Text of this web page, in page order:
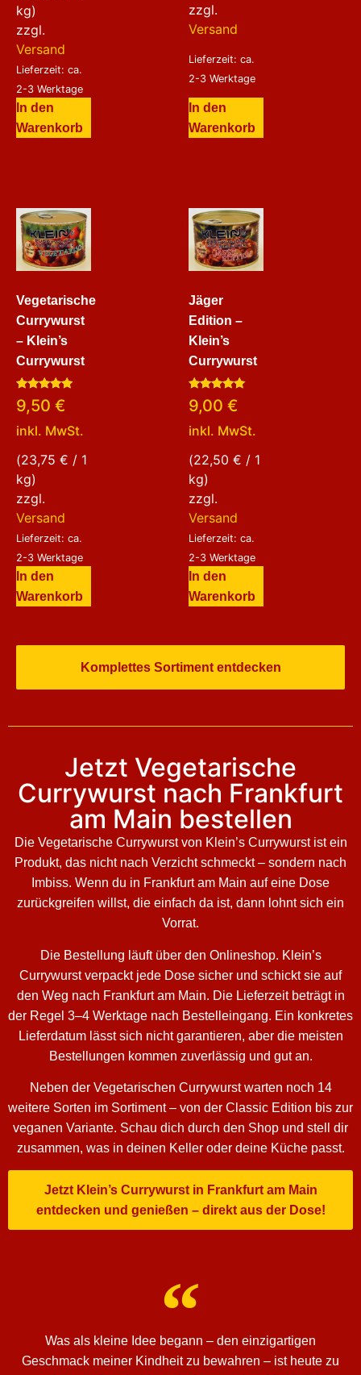
kg)
zzgl.
Versand
Lieferzeit: ca.
2-3 Werktage
In den
Warenkorb
zzgl.
Versand
Lieferzeit: ca.
2-3 Werktage
In den
Warenkorb
Vegetarische
Currywurst
– Klein’s
Currywurst
Bewertet
mit
von 5
9,50 €
inkl. MwSt.
(23,75 € / 1
kg)
zzgl.
Versand
Lieferzeit: ca.
2-3 Werktage
In den
Warenkorb
Jäger
Edition –
Klein’s
Currywurst
Bewertet
mit
von 5
9,00 €
inkl. MwSt.
(22,50 € / 1
kg)
zzgl.
Versand
Lieferzeit: ca.
2-3 Werktage
In den
Warenkorb
Komplettes Sortiment entdecken
Jetzt Vegetarische
Currywurst nach Frankfurt
am Main bestellen
Die Vegetarische Currywurst von Klein’s Currywurst ist ein
Produkt, das nicht nach Verzicht schmeckt – sondern nach
Imbiss. Wenn du in Frankfurt am Main auf eine Dose
zurückgreifen willst, die einfach da ist, dann lohnt sich ein
Vorrat.
Die Bestellung läuft über den Onlineshop. Klein’s
Currywurst verpackt jede Dose sicher und schickt sie auf
den Weg nach Frankfurt am Main. Die Lieferzeit beträgt in
der Regel 3–4 Werktage nach Bestelleingang. Ein konkretes
Lieferdatum lässt sich nicht garantieren, aber die meisten
Bestellungen kommen zuverlässig und gut an.
Neben der Vegetarischen Currywurst warten noch 14
weitere Sorten im Sortiment – von der Classic Edition bis zur
veganen Variante. Schau dich durch den Shop und stell dir
zusammen, was in deinen Keller oder deine Küche passt.
Jetzt Klein’s Currywurst in Frankfurt am Main
entdecken und genießen – direkt aus der Dose!
Was als kleine Idee begann – den einzigartigen
Geschmack meiner Kindheit zu bewahren – ist heute zu